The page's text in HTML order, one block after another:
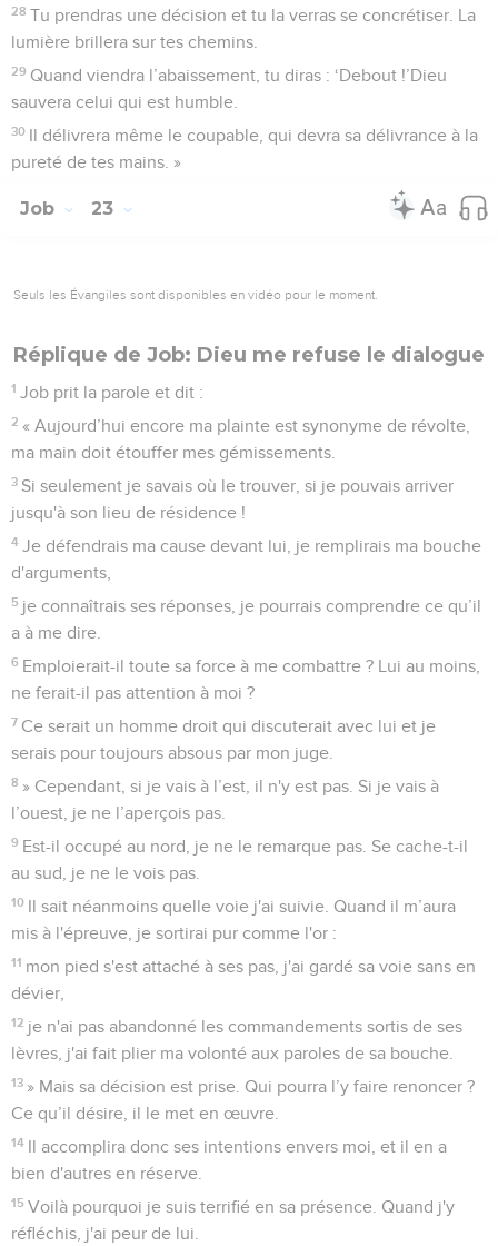
28 Tu prendras une décision et tu la verras se concrétiser. La
lumière brillera sur tes chemins.
29 Quand viendra l’abaissement, tu diras : ‘Debout !’Dieu
sauvera celui qui est humble.
30 Il délivrera même le coupable, qui devra sa délivrance à la
pureté de tes mains. »
Job 23
Seuls les Évangiles sont disponibles en vidéo pour le moment.
Réplique de Job: Dieu me refuse le dialogue
1 Job prit la parole et dit :
2 « Aujourd’hui encore ma plainte est synonyme de révolte,
ma main doit étouffer mes gémissements.
3 Si seulement je savais où le trouver, si je pouvais arriver
jusqu'à son lieu de résidence !
4 Je défendrais ma cause devant lui, je remplirais ma bouche
d'arguments,
5 je connaîtrais ses réponses, je pourrais comprendre ce qu’il
a à me dire.
6 Emploierait-il toute sa force à me combattre ? Lui au moins,
ne ferait-il pas attention à moi ?
7 Ce serait un homme droit qui discuterait avec lui et je
serais pour toujours absous par mon juge.
8 » Cependant, si je vais à l’est, il n'y est pas. Si je vais à
l’ouest, je ne l’aperçois pas.
9 Est-il occupé au nord, je ne le remarque pas. Se cache-t-il
au sud, je ne le vois pas.
10 Il sait néanmoins quelle voie j'ai suivie. Quand il m’aura
mis à l'épreuve, je sortirai pur comme l'or :
11 mon pied s'est attaché à ses pas, j'ai gardé sa voie sans en
dévier,
12 je n'ai pas abandonné les commandements sortis de ses
lèvres, j'ai fait plier ma volonté aux paroles de sa bouche.
13 » Mais sa décision est prise. Qui pourra l’y faire renoncer ?
Ce qu’il désire, il le met en œuvre.
14 Il accomplira donc ses intentions envers moi, et il en a
bien d'autres en réserve.
15 Voilà pourquoi je suis terrifié en sa présence. Quand j'y
réfléchis, j'ai peur de lui.